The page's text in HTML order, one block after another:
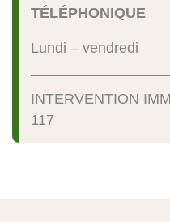
TÉLÉPHONIQUE
Lundi – vendredi
INTERVENTION
117